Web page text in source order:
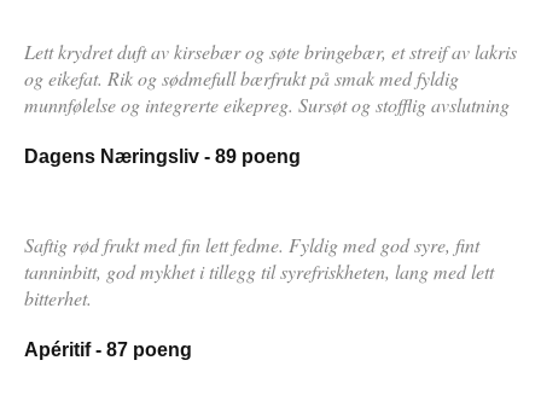
Lett krydret duft av kirsebær og søte bringebær, et streif av lakris
og eikefat. Rik og sødmefull bærfrukt på smak med fyldig
munnfølelse og integrerte eikepreg. Sursøt og stofflig avslutning
Dagens Næringsliv - 89 poeng
Saftig rød frukt med fin lett fedme. Fyldig med god syre, fint
tanninbitt, god mykhet i tillegg til syrefriskheten, lang med lett
bitterhet.
Apéritif - 87 poeng